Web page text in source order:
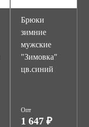
Брюки
зимние
мужские
"Зимовка"
цв.синий
Опт
1 647 ₽